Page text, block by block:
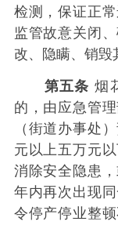
检测，保证正
监管故意关闭
改、隐瞒、销毁
第五条 烟
的，由应急管
（街道办事处
元以上五万元
消除安全隐患
年内再次出现
令停产停业整